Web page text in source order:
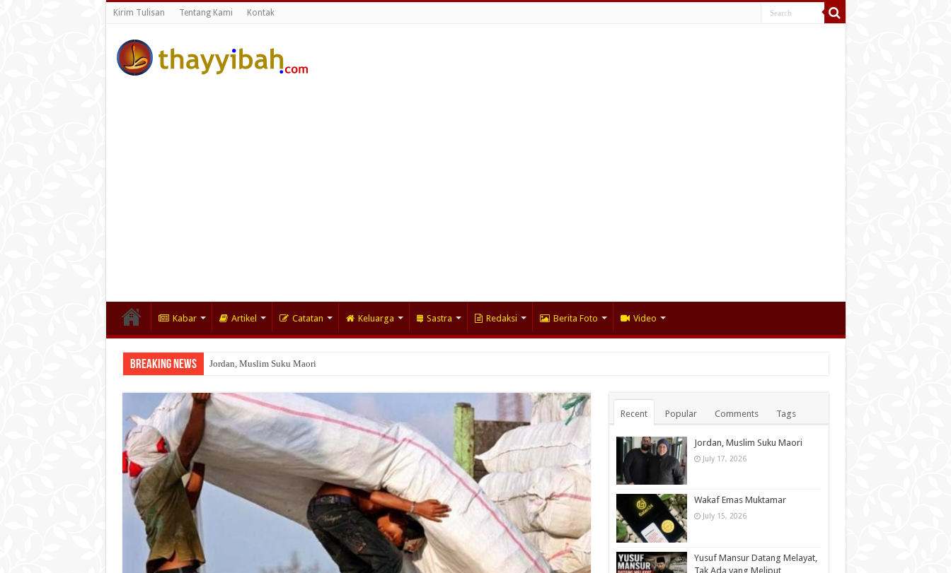
Kirim Tulisan Tentang Kami Kontak
Kabar Artikel Catatan Keluarga Sastra Redaksi Berita Foto Video
Breaking News Jordan, Muslim Suku Maori
Wakaf Emas Muktamar
Recent Popular Comments Tags
Jordan, Muslim Suku Maori
July 17, 2026
Wakaf Emas Muktamar
July 15, 2026
Yusuf Mansur Datang Melayat,
Tak Ada yang Meliput